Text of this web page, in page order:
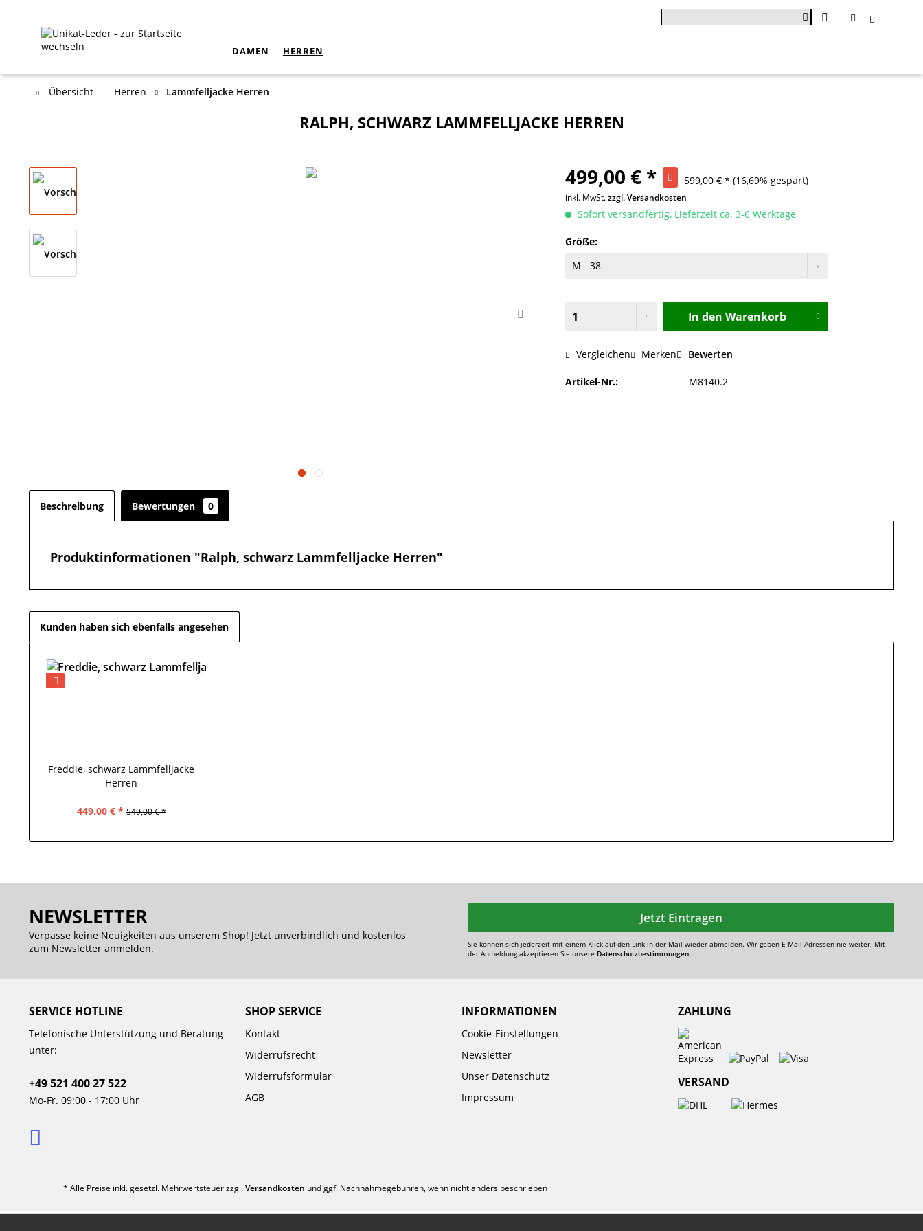
DAMEN HERREN
Übersicht Herren Lammfelljacke Herren
RALPH, SCHWARZ LAMMFELLJACKE HERREN
499,00 € * 599,00 € * (16,69% gespart)
inkl. MwSt.zzgl. Versandkosten
Sofort versandfertig, Lieferzeit ca. 3-6 Werktage
Größe:
In den Warenkorb
Vergleichen Merken Bewerten
Artikel-Nr.: M8140.2
Beschreibung Bewertungen 0
Produktinformationen "Ralph, schwarz Lammfelljacke Herren"
Kunden haben sich ebenfalls angesehen
Freddie, schwarz Lammfelljacke
Herren
449,00 € * 549,00 € *
NEWSLETTER
Verpasse keine Neuigkeiten aus unserem Shop! Jetzt unverbindlich und kostenlos
zum Newsletter anmelden.
Jetzt Eintragen
Sie können sich jederzeit mit einem Klick auf den Link in der Mail wieder abmelden. Wir geben E-Mail Adressen nie weiter. Mit
der Anmeldung akzeptieren Sie unsere Datenschutzbestimmungen.
SERVICE HOTLINE
Telefonische Unterstützung und Beratung
unter:
+49 521 400 27 522
Mo-Fr. 09:00 - 17:00 Uhr
SHOP SERVICE
Kontakt
Widerrufsrecht
Widerrufsformular
AGB
INFORMATIONEN
Cookie-Einstellungen
Newsletter
Unser Datenschutz
Impressum
ZAHLUNG
VERSAND
* Alle Preise inkl. gesetzl. Mehrwertsteuer zzgl.Versandkosten und ggf. Nachnahmegebühren, wenn nicht anders beschrieben